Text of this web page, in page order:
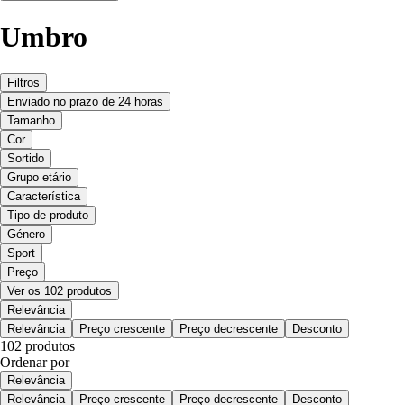
Umbro
Filtros
Enviado no prazo de 24 horas
Tamanho
Cor
Sortido
Grupo etário
Característica
Tipo de produto
Género
Sport
Preço
Ver os 102 produtos
Relevância
Relevância
Preço crescente Preço decrescente Desconto
102 produtos
Ordenar por
Relevância
Relevância
Preço crescente Preço decrescente Desconto